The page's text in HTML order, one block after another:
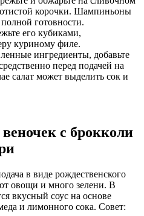
корочки. Шампиньоны
готовности.
его кубиками,
куриному филе.
ингредиенты, добавьте
перед подачей на
салат может выделить сок и
с брокколи
в виде рождественского
овощи и много зелени. В
вкусный соус на основе
и лимонного сока. Совет: